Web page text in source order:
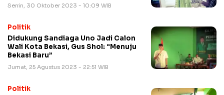
Senin, 30 Oktober 2023 - 10:09 WIB
Politik
Didukung Sandiaga Uno Jadi Calon
Wali Kota Bekasi, Gus Shol: “Menuju
Bekasi Baru”
Jumat, 25 Agustus 2023 - 22:51 WIB
Politik